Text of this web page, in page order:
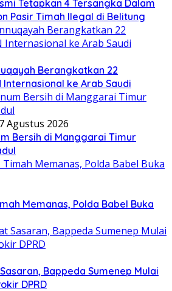
Tetapkan 4 Tersangka Dalam
Pasir Timah Ilegal di Belitung
Berangkatkan 22
Internasional ke Arab Saudi
7 Agustus 2026
Bersih di Manggarai Timur
Memanas, Polda Babel Buka
Bappeda Sumenep Mulai
DPRD